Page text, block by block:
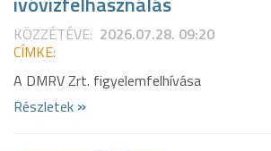
KÖZZÉTÉVE: 2026.07.28. 09:20
CÍMKE:
A DMRV Zrt. figyelemfelhívása
Részletek »